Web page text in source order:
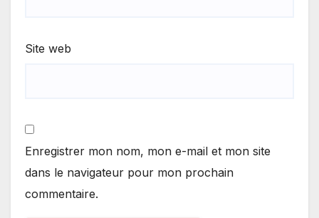
Site web
Enregistrer mon nom, mon e-mail et mon site
dans le navigateur pour mon prochain
commentaire.